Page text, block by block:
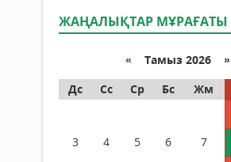
ЖАҢАЛЫҚТАР МҰРАҒАТЫ
« Тамыз 2026 »
Дс
Сс Ср Бс Жм
3
4 5 6 7